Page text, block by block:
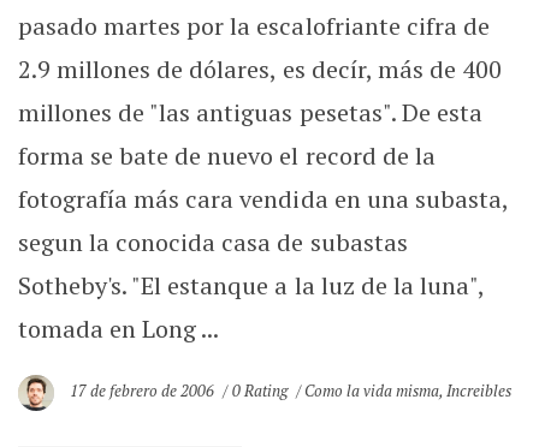
pasado martes por la escalofriante cifra de
2.9 millones de dólares, es decír, más de 400
millones de "las antiguas pesetas". De esta
forma se bate de nuevo el record de la
fotografía más cara vendida en una subasta,
segun la conocida casa de subastas
Sotheby's. "El estanque a la luz de la luna",
tomada en Long ...
17 de febrero de 2006 0 Rating Como la vida misma,Increibles